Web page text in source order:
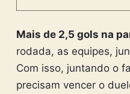
Mais de 2,5 gols na
rodada, as equipes,
Com isso, juntando o
precisam vencer o